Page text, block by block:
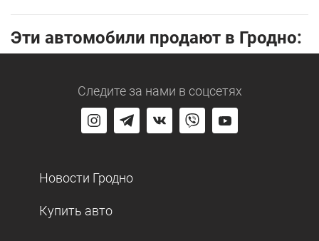
Эти автомобили продают в Гродно:
Следите за нами в соцсетях
Новости Гродно
Купить авто